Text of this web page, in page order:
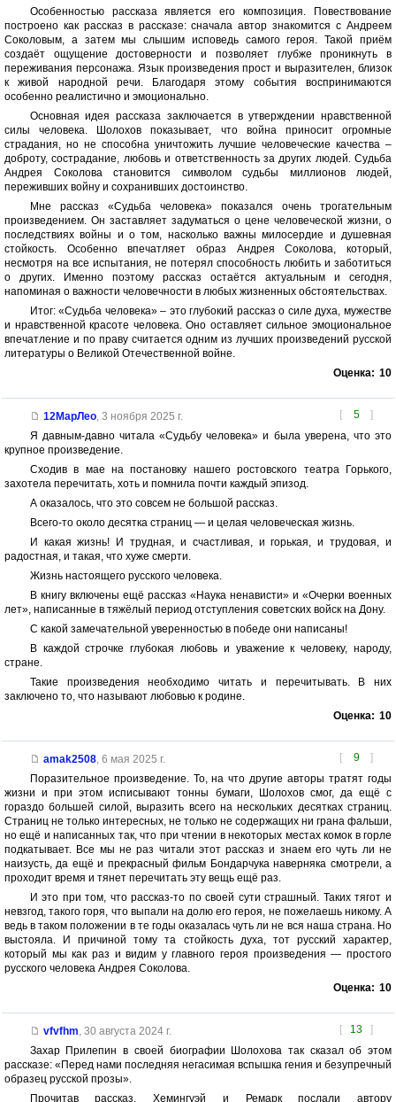
Особенностью рассказа является его композиция. Повествование
построено как рассказ в рассказе: сначала автор знакомится с Андреем
Соколовым, а затем мы слышим исповедь самого героя. Такой приём
создаёт ощущение достоверности и позволяет глубже проникнуть в
переживания персонажа. Язык произведения прост и выразителен, близок
к живой народной речи. Благодаря этому события воспринимаются
особенно реалистично и эмоционально.
Основная идея рассказа заключается в утверждении нравственной
силы человека. Шолохов показывает, что война приносит огромные
страдания, но не способна уничтожить лучшие человеческие качества –
доброту, сострадание, любовь и ответственность за других людей. Судьба
Андрея Соколова становится символом судьбы миллионов людей,
переживших войну и сохранивших достоинство.
Мне рассказ «Судьба человека» показался очень трогательным
произведением. Он заставляет задуматься о цене человеческой жизни, о
последствиях войны и о том, насколько важны милосердие и душевная
стойкость. Особенно впечатляет образ Андрея Соколова, который,
несмотря на все испытания, не потерял способность любить и заботиться
о других. Именно поэтому рассказ остаётся актуальным и сегодня,
напоминая о важности человечности в любых жизненных обстоятельствах.
Итог: «Судьба человека» – это глубокий рассказ о силе духа, мужестве
и нравственной красоте человека. Оно оставляет сильное эмоциональное
впечатление и по праву считается одним из лучших произведений русской
литературы о Великой Отечественной войне.
Оценка: 10
[ 5 ]
12МарЛео, 3 ноября 2025 г.
Я давным-давно читала «Судьбу человека» и была уверена, что это
крупное произведение.
Сходив в мае на постановку нашего ростовского театра Горького,
захотела перечитать, хоть и помнила почти каждый эпизод.
А оказалось, что это совсем не большой рассказ.
Всего-то около десятка страниц — и целая человеческая жизнь.
И какая жизнь! И трудная, и счастливая, и горькая, и трудовая, и
радостная, и такая, что хуже смерти.
Жизнь настоящего русского человека.
В книгу включены ещё рассказ «Наука ненависти» и «Очерки военных
лет», написанные в тяжёлый период отступления советских войск на Дону.
С какой замечательной уверенностью в победе они написаны!
В каждой строчке глубокая любовь и уважение к человеку, народу,
стране.
Такие произведения необходимо читать и перечитывать. В них
заключено то, что называют любовью к родине.
Оценка: 10
[ 9 ]
amak2508, 6 мая 2025 г.
Поразительное произведение. То, на что другие авторы тратят годы
жизни и при этом исписывают тонны бумаги, Шолохов смог, да ещё с
гораздо большей силой, выразить всего на нескольких десятках страниц.
Страниц не только интересных, не только не содержащих ни грана фальши,
но ещё и написанных так, что при чтении в некоторых местах комок в горле
подкатывает. Все мы не раз читали этот рассказ и знаем его чуть ли не
наизусть, да ещё и прекрасный фильм Бондарчука наверняка смотрели, а
проходит время и тянет перечитать эту вещь ещё раз.
И это при том, что рассказ-то по своей сути страшный. Таких тягот и
невзгод, такого горя, что выпали на долю его героя, не пожелаешь никому. А
ведь в таком положении в те годы оказалась чуть ли не вся наша страна. Но
выстояла. И причиной тому та стойкость духа, тот русский характер,
который мы как раз и видим у главного героя произведения — простого
русского человека Андрея Соколова.
Оценка: 10
[ 13 ]
vfvfhm, 30 августа 2024 г.
Захар Прилепин в своей биографии Шолохова так сказал об этом
рассказе: «Перед нами последняя негасимая вспышка гения и безупречный
образец русской прозы».
Прочитав рассказ, Хемингуэй и Ремарк послали автору